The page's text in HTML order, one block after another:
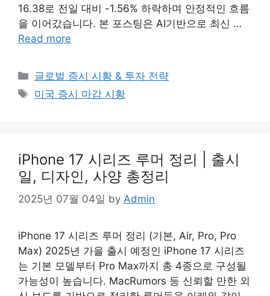
16.38로 전일 대비 -1.56% 하락하며 안정적인 흐름
을 이어갔습니다. 본 포스팅은 AI기반으로 최신 …
Read more
Categories
글로벌 증시 시황 & 투자 전략
Tags
미국 증시 마감 시황
iPhone 17 시리즈 루머 정리 | 출시
일, 디자인, 사양 총정리
2025년 07월 04일 by Admin
iPhone 17 시리즈 루머 정리 (기본, Air, Pro, Pro
Max) 2025년 가을 출시 예정인 iPhone 17 시리즈
는 기본 모델부터 Pro Max까지 총 4종으로 구성될
가능성이 높습니다. MacRumors 등 신뢰할 만한 외